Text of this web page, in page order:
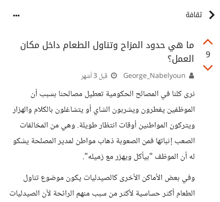
ثقافة
9
ما هي حدود المزاح وتناول الطعام داخل مكان
العمل؟
قبل 3 أشهر
نرى كلنا في المصالح الحكومية تعطيل مصالحنا بسبب أن
الموظفين يفطرون ويشربون الشاي أو يتشاغلون بالكلام والهزار
ويتركون المواطنين أوقات انتظار طويلة. وهي من المخالفات
الصعب إثباتها فمن الصعوبة ذهاب مواطن لمدير المصلحة يشكو
له أن الموظف "بيأكل ويهزر مع زميله".
وفي بعض الأماكن الأخرى كالصيدليات يكون موضوع تناول
الطعام أكثر حساسية لأكثر من سبب منهم الرائحة لأن الصيدليات